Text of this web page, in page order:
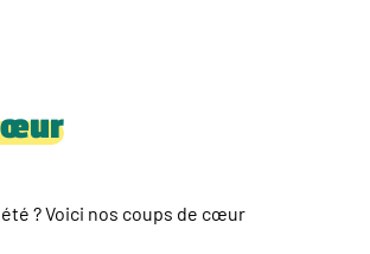
? Voici nos coups de cœur